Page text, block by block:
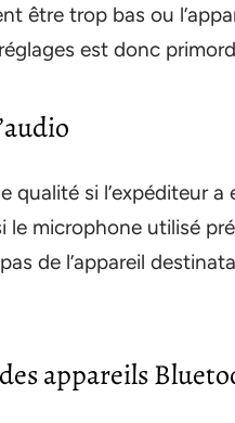
être trop bas ou
est donc
qualité si l’expéditeur
microphone utilisé
de l’appareil
appareils